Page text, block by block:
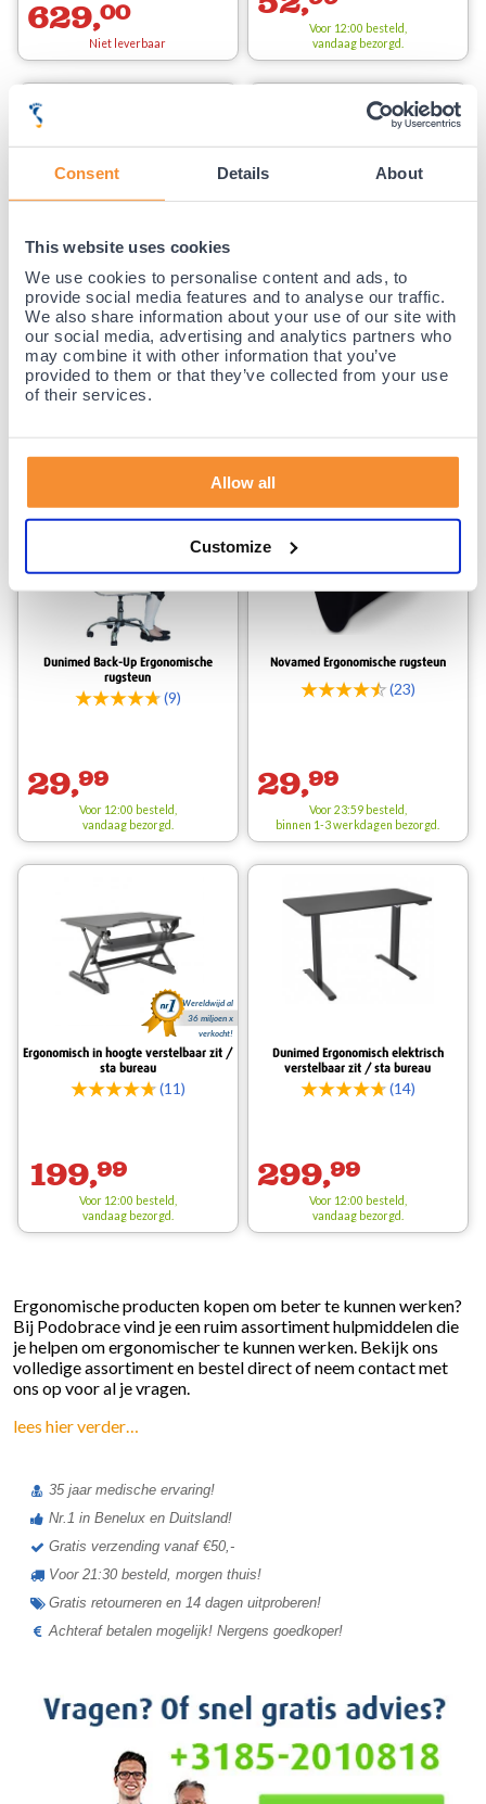
Consent Details About
This website uses cookies
We use cookies to personalise content and ads, to
provide social media features and to analyse our traffic.
We also share information about your use of our site with
our social media, advertising and analytics partners who
may combine it with other information that you’ve
provided to them or that they’ve collected from your use
of their services.
Allow all
Customize
629,00
Niet leverbaar
Voor 12:00 besteld,
vandaag bezorgd.
Dunimed draaikruk met rugleuning
(14)
74,99
Dunimed Ergonomische Zadelkruk -
Zwart
(23)
74,99
Dunimed Back-Up Ergonomische
rugsteun
(9)
29,99
Voor 12:00 besteld,
vandaag bezorgd.
Novamed Ergonomische rugsteun
(23)
29,99
Voor 23:59 besteld,
binnen 1-3 werkdagen bezorgd.
Wereldwijd al
36 miljoen x
verkocht!
Ergonomisch in hoogte verstelbaar zit /
sta bureau
(11)
199,99
Voor 12:00 besteld,
vandaag bezorgd.
Dunimed Ergonomisch elektrisch
verstelbaar zit / sta bureau
(14)
299,99
Voor 12:00 besteld,
vandaag bezorgd.
Ergonomische producten kopen om beter te kunnen werken?
Bij Podobrace vind je een ruim assortiment hulpmiddelen die
je helpen om ergonomischer te kunnen werken. Bekijk ons
volledige assortiment en bestel direct of neem contact met
ons op voor al je vragen.
lees hier verder…
35 jaar medische ervaring!
Nr.1 in Benelux en Duitsland!
Gratis verzending vanaf €50,-
Voor 21:30 besteld, morgen thuis!
Gratis retourneren en 14 dagen uitproberen!
Achteraf betalen mogelijk! Nergens goedkoper!